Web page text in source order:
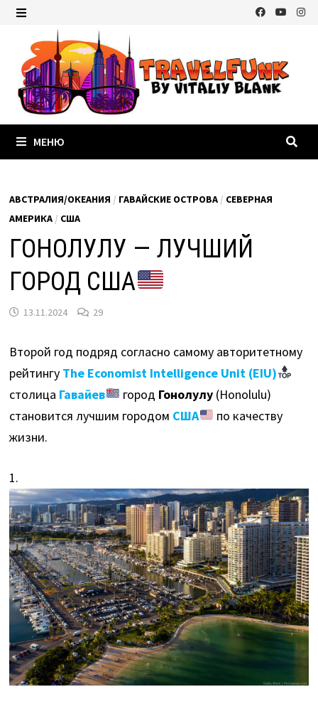
Перейти
содержимому
МЕНЮ
АВСТРАЛИЯ/ОКЕАНИЯ / ГАВАЙСКИЕ ОСТРОВА / СЕВЕРНАЯ
АМЕРИКА / США
ГОНОЛУЛУ — ЛУЧШИЙ
ГОРОД США
13.11.2024 29
Второй год подряд согласно самому авторитетному
рейтингу The Economist Intelligence Unit (EIU)
столица Гавайев город Гонолулу(Honolulu)
становится лучшим городом США
по качеству
жизни.
1.